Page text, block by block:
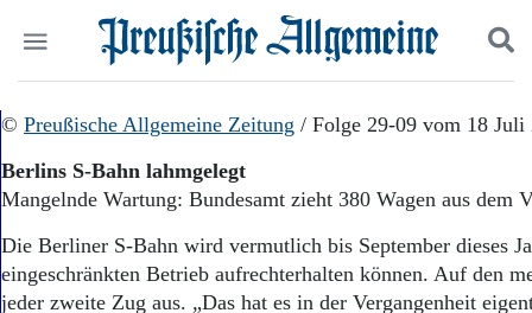
Politik
Wirtschaft
Panorama
Leben
Geschichte
Ostpreußen
Suchen und finden
© Preußische Allgemeine Zeitung / Folge 29-09 vom 18 Juli
Berlins S-Bahn lahmgelegt
Mangelnde Wartung: Bundesamt zieht 380 Wagen aus dem
Die Berliner S-Bahn wird vermutlich bis September dieses
eingeschränkten Betrieb aufrechterhalten können. Auf den
jeder zweite Zug aus. „Das hat es in der Vergangenheit